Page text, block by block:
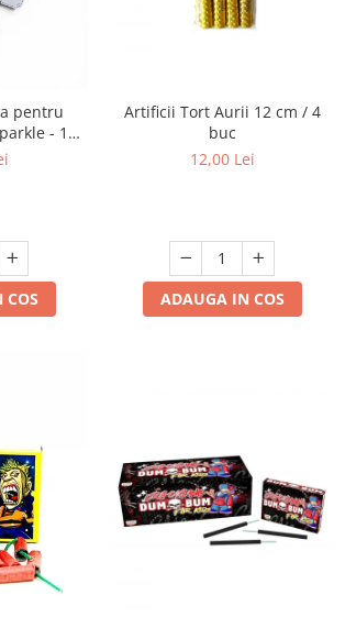
pentru
- 10
Artificii Tort Aurii 12 cm / 4
buc
12,00 Lei
ADAUGA IN COS